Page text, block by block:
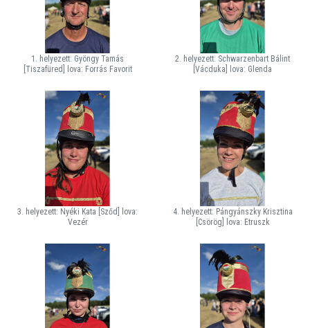
1. helyezett: Gyöngy Tamás
[Tiszafüred] lova: Forrás Favorit
2. helyezett: Schwarzenbart Bálint
[Vácduka] lova: Glenda
3. helyezett: Nyéki Kata [Sződ] lova:
Vezér
4. helyezett: Pángyánszky Krisztina
[Csörög] lova: Etruszk